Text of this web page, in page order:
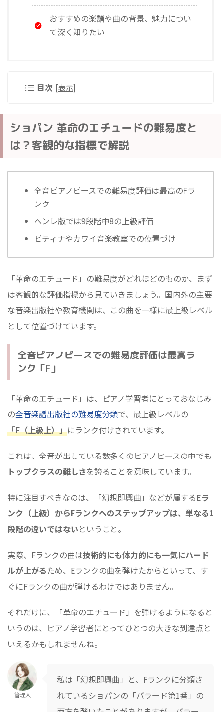
おすすめの楽譜や曲の背景、魅力につい
て深く知りたい
目次 [表示]
ショパン 革命のエチュードの難易度と
は？客観的な指標で解説
全音ピアノピースでの難易度評価は最高のFラ
ンク
ヘンレ版では9段階中8の上級評価
ピティナやカワイ音楽教室での位置づけ
「革命のエチュード」の難易度がどれほどのものか、まず
は客観的な評価指標から見ていきましょう。国内外の主要
な音楽出版社や教育機関は、この曲を一様に最上級レベル
として位置づけています。
全音ピアノピースでの難易度評価は最高ラ
ンク「F」
「革命のエチュード」は、ピアノ学習者にとっておなじみ
の全音楽譜出版社の難易度分類で、最上級レベルの
「F（上級上）」にランク付けされています。
これは、全音が出している数多くのピアノピースの中でも
トップクラスの難しさを誇ることを意味しています。
特に注目すべきなのは、「幻想即興曲」などが属するEラ
ンク（上級）からFランクへのステップアップは、単なる1
段階の違いではないということ。
実際、Fランクの曲は技術的にも体力的にも一気にハード
ルが上がるため、Eランクの曲を弾けたからといって、す
ぐにFランクの曲が弾けるわけではありません。
それだけに、「革命のエチュード」を弾けるようになると
いうのは、ピアノ学習者にとってひとつの大きな到達点と
いえるかもしれませんね。
管理人
私は「幻想即興曲」と、Fランクに分類さ
れているショパンの「バラード第1番」の